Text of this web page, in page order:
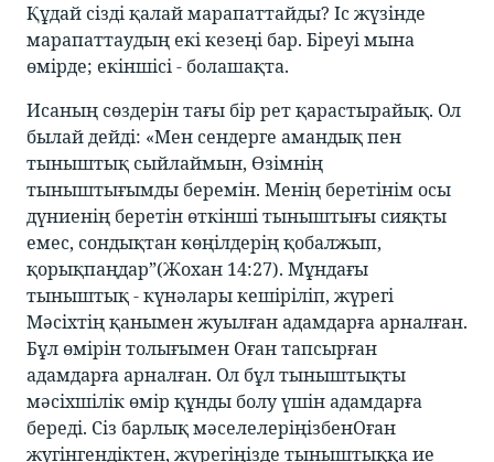
Құдай сізді қалай марапаттайды? Іс жүзінде
марапаттаудың екі кезеңі бар. Біреуі мына
өмірде; екіншісі - болашақта.
Исаның сөздерін тағы бір рет қарастырайық. Ол
былай дейді: «Мен сендерге амандық пен
тыныштық сыйлаймын, Өзімнің
тыныштығымды беремін. Менің беретінім осы
дүниенің беретін өткінші тыныштығы сияқты
емес, сондықтан көңілдерің қобалжып,
қорықпаңдар”(Жохан 14:27). Мұндағы
тыныштық - күнәлары кешіріліп, жүрегі
Мәсіхтің қанымен жуылған адамдарға арналған.
Бұл өмірін толығымен Оған тапсырған
адамдарға арналған. Ол бұл тыныштықты
мәсіхшілік өмір құнды болу үшін адамдарға
береді. Сіз барлық мәселелеріңізбенОған
жүгінгендіктен, жүрегіңізде тыныштыққа ие